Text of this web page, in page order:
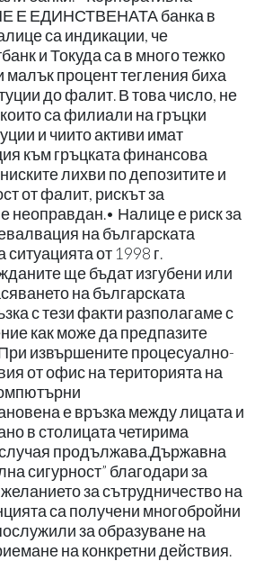
Е ЕДИНСТВЕНАТА банка в
са индикации, че
и Токуда са в много тежко
малък процент тегления биха
до фалит. В това число, не
са филиали на гръцки
и чиито активи имат
към гръцката финансова
лихви по депозитите и
от фалит, рискът за
неоправдан.• Налице е риск за
на българската
от 1998 г.
ще бъдат изгубени или
на българската
с тези факти разполагаме с
как може да предпазите
извършените процесуално-
от офис на територията на
е връзка между лицата и
в столицата четирима
продължава.Държавна
сигурност” благодари за
за сътрудничество на
са получени многобройни
за образуване на
на конкретни действия.